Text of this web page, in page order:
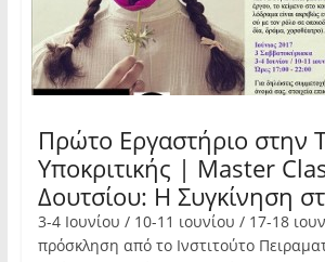
Πρώτο Εργαστήριο στην
Υποκριτικής | Μaster
Δουτσίου: Η Συγκίνηση
3-4 Ιουνίου / 10-11 ιουνίου / 17-18
πρόσκληση από τo Ινστιτούτο